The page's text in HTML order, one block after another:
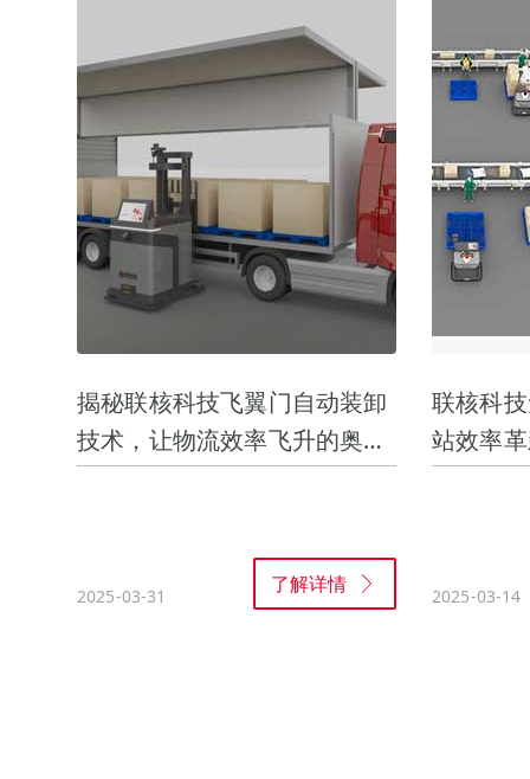
揭秘联核科技飞翼门自动装卸
技术，让物流效率飞升的奥秘
2025-03-31 了解详情
联核科
站效率
2025-03-14